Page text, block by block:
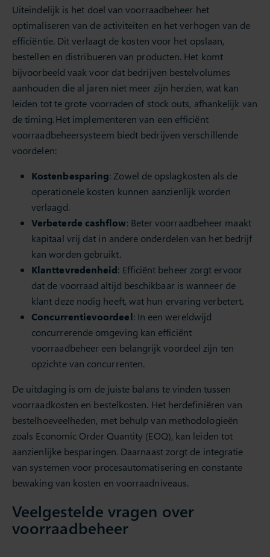
Uiteindelijk is het doel van voorraadbeheer het
optimaliseren van de activiteiten en het verhogen van de
efficiëntie. Dit verlaagt de kosten voor het opslaan,
bestellen en distribueren van producten. Het komt
bijvoorbeeld vaak voor dat bedrijven bestelvolumes
aanhouden die al jaren niet meer zijn herzien, wat kan
leiden tot te grote voorraden of stock outs, afhankelijk van
de timing. Het implementeren van een efficiënt
voorraadbeheersysteem biedt bedrijven verschillende
voordelen:
Kostenbesparing: Zowel de opslagkosten als de
operationele kosten kunnen aanzienlijk worden
verlaagd.
Verbeterde cashflow: Beter voorraadbeheer maakt
kapitaal vrij dat in andere onderdelen van het bedrijf
kan worden gebruikt.
Klanttevredenheid: Efficiënt beheer zorgt ervoor
dat de voorraad altijd beschikbaar is wanneer de
klant deze nodig heeft, wat hun ervaring verbetert.
Concurrentievoordeel: In een wereldwijd
concurrerende omgeving kan efficiënt
voorraadbeheer een belangrijk voordeel zijn ten
opzichte van concurrenten.
De uitdaging is om de juiste balans te vinden tussen
voorraadkosten en bestelkosten. Het herdefiniëren van
bestelhoeveelheden, met behulp van methodologieën
zoals Economic Order Quantity (EOQ), kan leiden tot
aanzienlijke besparingen. Daarnaast zorgt de integratie
van systemen voor procesautomatisering en constante
bewaking van kosten en voorraadniveaus.
Veelgestelde vragen over
voorraadbeheer